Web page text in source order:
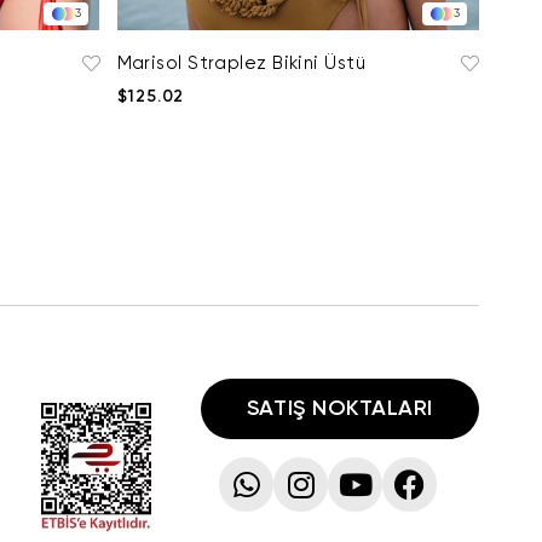
3 3
Marisol Straplez Bikini Üstü
$125.02
SATIŞ NOKTALARI